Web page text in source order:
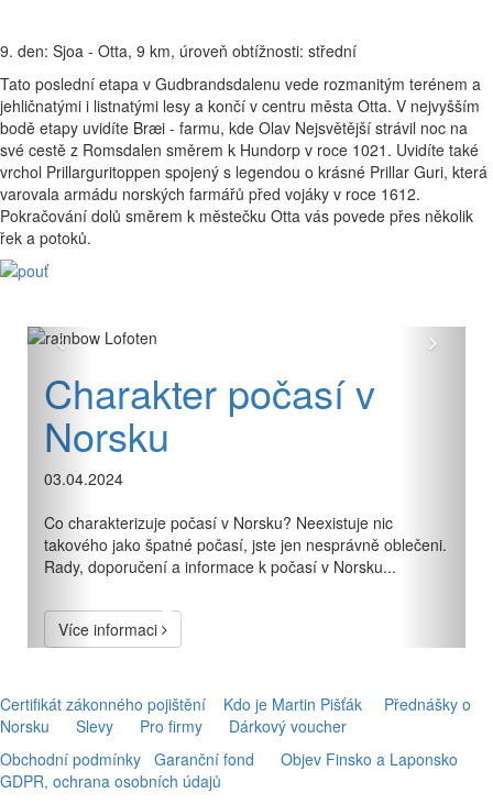
9. den: Sjoa - Otta, 9 km, úroveň obtížnosti: střední
Tato poslední etapa v Gudbrandsdalenu vede rozmanitým terénem a
jehličnatými i listnatými lesy a končí v centru města Otta. V nejvyšším
bodě etapy uvidíte Bræi - farmu, kde Olav Nejsvětější strávil noc na
své cestě z Romsdalen směrem k Hundorp v roce 1021. Uvidíte také
vrchol Prillarguritoppen spojený s legendou o krásné Prillar Guri, která
varovala armádu norských farmářů před vojáky v roce 1612.
Pokračování dolů směrem k městečku Otta vás povede přes několik
řek a potoků.
Charakter počasí v
Norsku
03.04.2024
Co charakterizuje počasí v Norsku? Neexistuje nic
takového jako špatné počasí, jste jen nesprávně oblečeni.
Rady, doporučení a informace k počasí v Norsku...
Více informaci
Předchozí Další
Certifikát zákonného pojištění Kdo je Martin Pišťák
Přednášky o
Norsku
Slevy Pro firmy
Dárkový voucher
Obchodní podmínky Garanční fond
Objev Finsko a Laponsko
GDPR, ochrana osobních údajů